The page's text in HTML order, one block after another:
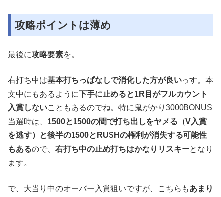
攻略ポイントは薄め
最後に攻略要素を。
右打ち中は基本打ちっぱなしで消化した方が良いっす。本
文中にもあるように下手に止めると1R目がフルカウント
入賞しないこともあるのでね。特に鬼がかり3000BONUS
当選時は、 1500と1500の間で打ち出しをヤメる（V入賞
を逃す）と後半の1500とRUSHの権利が消失する可能性
もあるので、 右打ち中の止め打ちはかなりリスキーとなり
ます。
で、大当り中のオーバー入賞狙いですが、こちらもあまり